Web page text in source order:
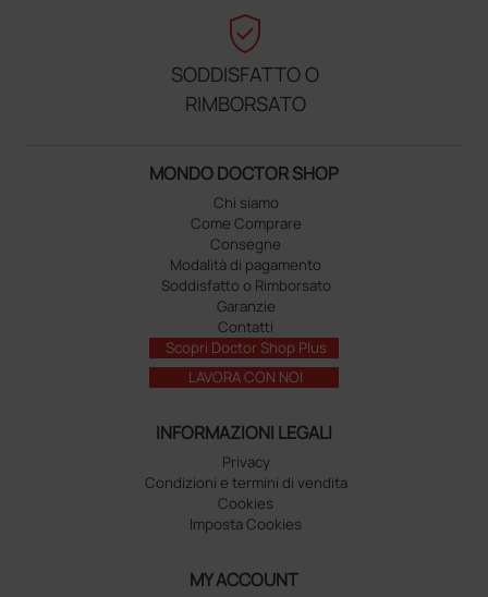
verified_user
SODDISFATTO O
RIMBORSATO
MONDO DOCTOR SHOP
Chi siamo
Come Comprare
Consegne
Modalità di pagamento
Soddisfatto o Rimborsato
Garanzie
Contatti
Scopri Doctor Shop Plus
LAVORA CON NOI
INFORMAZIONI LEGALI
Privacy
Condizioni e termini di vendita
Cookies
Imposta Cookies
MY ACCOUNT